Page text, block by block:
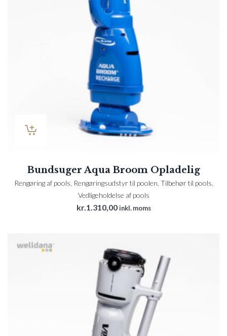
Bundsuger Aqua Broom Opladelig
Rengøring af pools Rengøringsudstyr til poolen Tilbehør til pools
Vedligeholdelse af pools
kr.1.310,00 inkl. moms